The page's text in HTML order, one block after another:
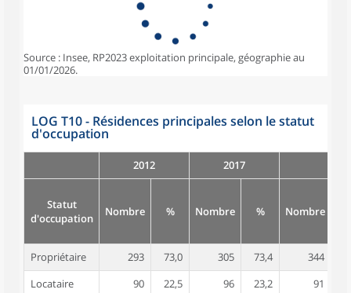
Source : Insee, RP2023 exploitation principale, géographie au
01/01/2026.
LOG T10 - Résidences principales selon le statut
d'occupation
2012 2017
Statut
d'occupation
Nombre % Nombre % Nombre
Propriétaire 293 73,0 305 73,4 344
Locataire
90 22,5 96 23,2 91